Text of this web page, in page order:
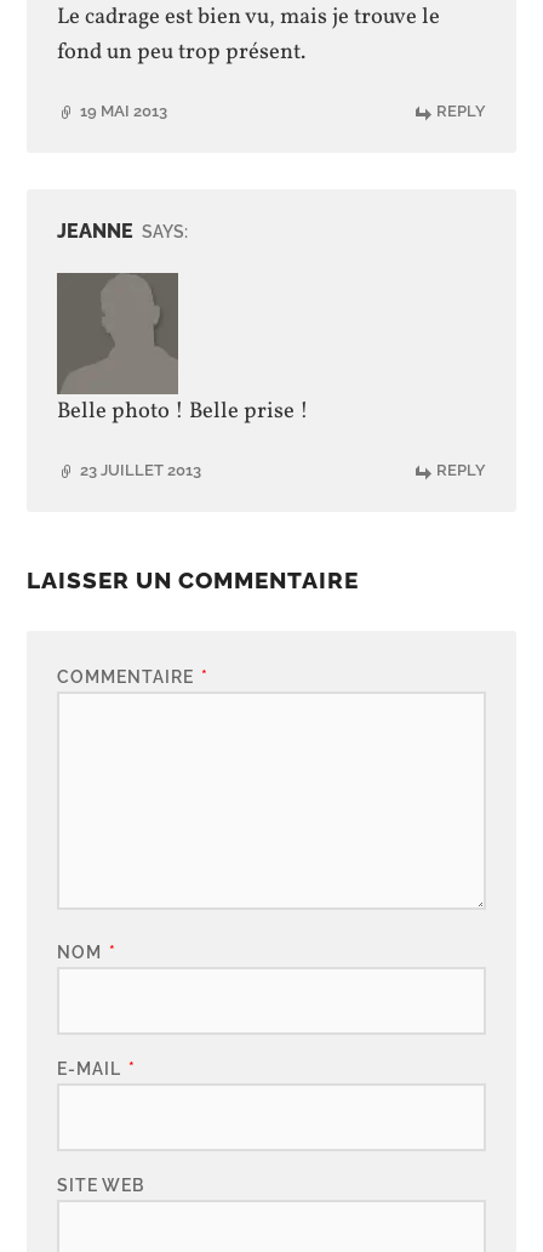
Le cadrage est bien vu, mais je trouve le
fond un peu trop présent.
19 MAI 2013 REPLY
JEANNE SAYS:
Belle photo ! Belle prise !
23 JUILLET 2013 REPLY
LAISSER UN COMMENTAIRE
COMMENTAIRE *
NOM *
E-MAIL *
SITE WEB